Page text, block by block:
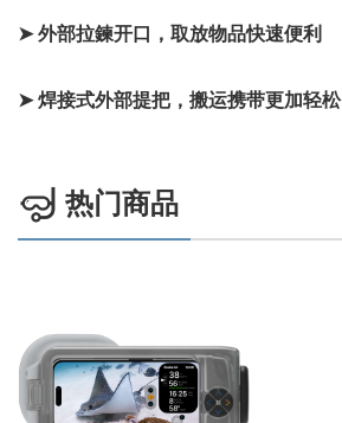
➤外部拉鍊开口，取放物品快速便利
➤焊接式外部提把，搬运携带更加轻松
热门商品